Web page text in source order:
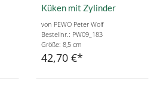
Küken mit Zylinder
von PEWO Peter Wolf
Bestellnr.: PW09_183
Größe: 8,5 cm
42,70 €